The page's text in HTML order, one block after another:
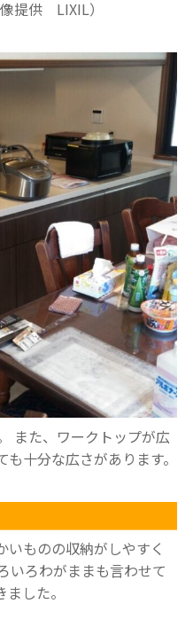
像提供 LIXIL）
また、ワークトップが広
十分な広さがあります。
いものの収納がしやすく
いろわがままも言わせて
した。